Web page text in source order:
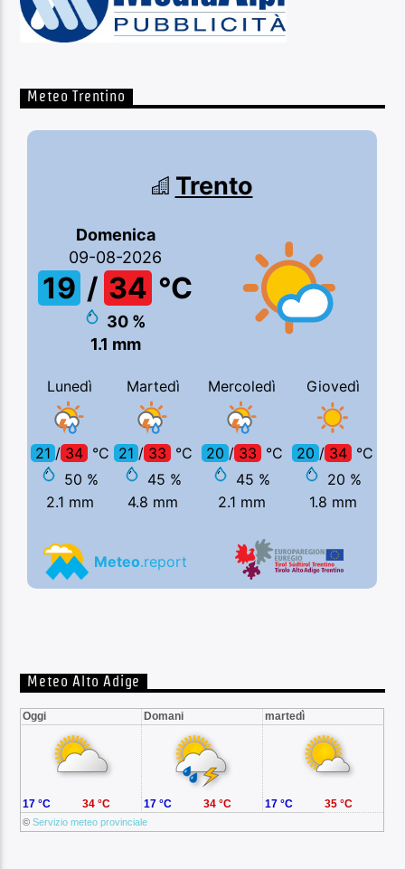
Meteo Trentino
Meteo Alto Adige
Oggi Domani martedì
©Servizio meteo provinciale
17 °C 34 °C 17 °C 34 °C 17 °C 35 °C